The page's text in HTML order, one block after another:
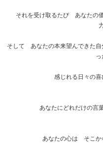
それを受け取るたび あなたの
そして あなたの本来望んできた自
感じれる日々の喜
あなたにどれだけの言
あなたの心は そこか